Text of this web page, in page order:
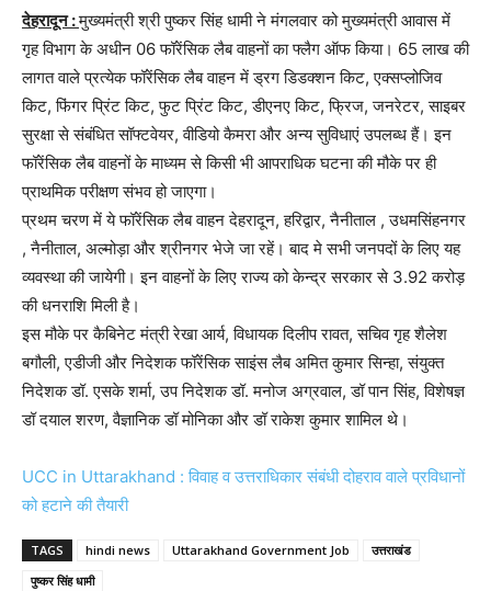
देहरादून :मुख्यमंत्री श्री पुष्कर सिंह धामी ने मंगलवार को मुख्यमंत्री आवास में
गृह विभाग के अधीन 06 फॉरेंसिक लैब वाहनों का फ्लैग ऑफ किया। 65 लाख की
लागत वाले प्रत्येक फॉरेंसिक लैब वाहन में ड्रग डिडक्शन किट, एक्सप्लोजिव
किट, फिंगर प्रिंट किट, फुट प्रिंट किट, डीएनए किट, फ्रिज, जनरेटर, साइबर
सुरक्षा से संबंधित सॉफ्टवेयर, वीडियो कैमरा और अन्य सुविधाएं उपलब्ध हैं। इन
फॉरेंसिक लैब वाहनों के माध्यम से किसी भी आपराधिक घटना की मौके पर ही
प्राथमिक परीक्षण संभव हो जाएगा।
प्रथम चरण में ये फॉरेंसिक लैब वाहन देहरादून, हरिद्वार, नैनीताल , उधमसिंहनगर
, नैनीताल, अल्मोड़ा और श्रीनगर भेजे जा रहें। बाद मे सभी जनपदों के लिए यह
व्यवस्था की जायेगी। इन वाहनों के लिए राज्य को केन्द्र सरकार से 3.92 करोड़
की धनराशि मिली है।
इस मौके पर कैबिनेट मंत्री रेखा आर्य, विधायक दिलीप रावत, सचिव गृह शैलेश
बगौली, एडीजी और निदेशक फॉरेंसिक साइंस लैब अमित कुमार सिन्हा, संयुक्त
निदेशक डॉ. एसके शर्मा, उप निदेशक डॉ. मनोज अग्रवाल, डॉ पान सिंह, विशेषज्ञ
डॉ दयाल शरण, वैज्ञानिक डॉ मोनिका और डॉ राकेश कुमार शामिल थे।
UCC in Uttarakhand : विवाह व उत्तराधिकार संबंधी दोहराव वाले प्रविधानों
को हटाने की तैयारी
TAGS hindi news Uttarakhand Government Job
उत्तराखंड
पुष्कर सिंह धामी